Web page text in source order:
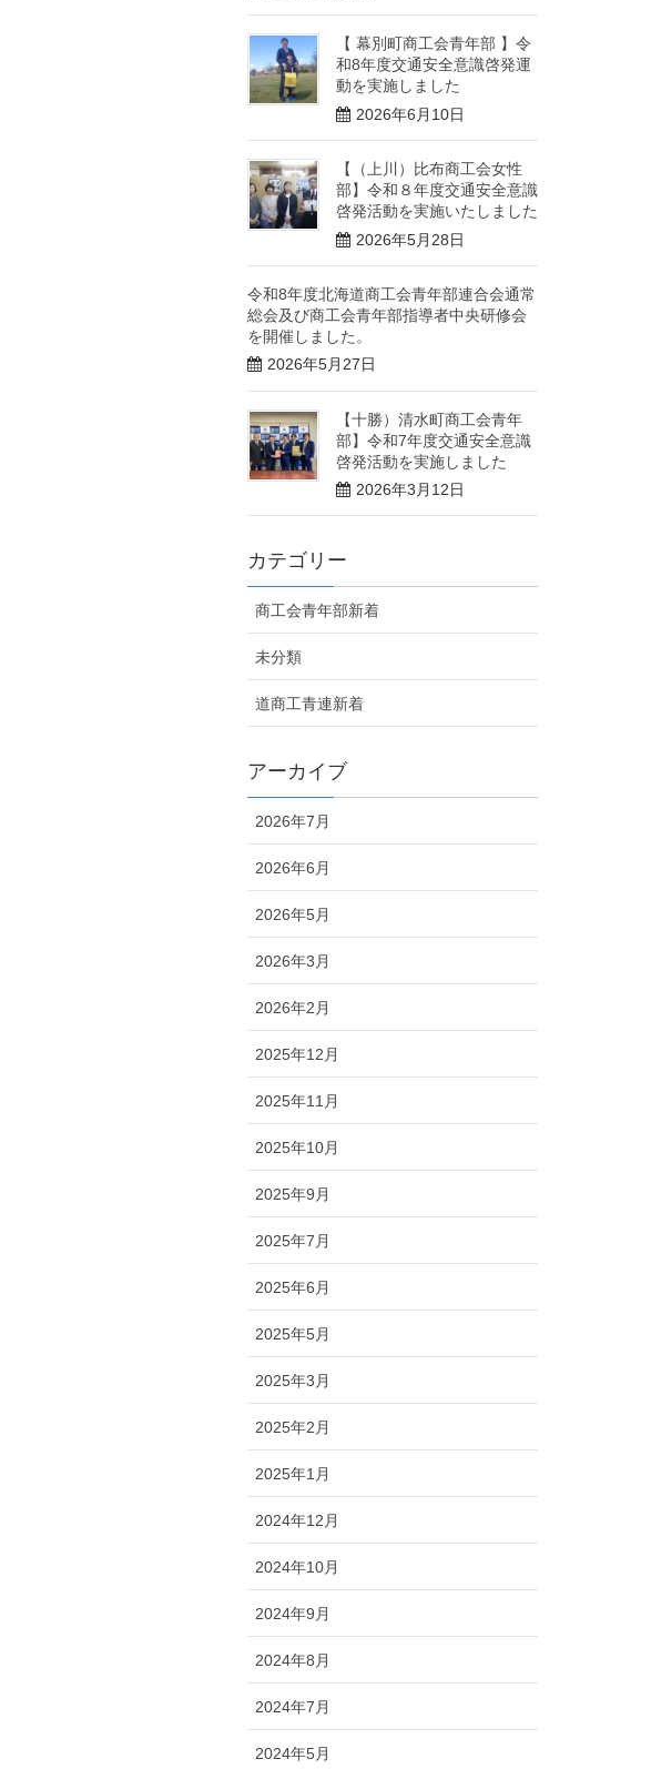
【 幕別町商工会青年部 】令
和8年度交通安全意識啓発運
動を実施しました
2026年6月10日
【（上川）比布商工会女性
部】令和８年度交通安全意識
啓発活動を実施いたしました
2026年5月28日
令和8年度北海道商工会青年部連合会通常
総会及び商工会青年部指導者中央研修会
を開催しました。
2026年5月27日
【十勝）清水町商工会青年
部】令和7年度交通安全意識
啓発活動を実施しました
2026年3月12日
カテゴリー
商工会青年部新着
未分類
道商工青連新着
アーカイブ
2026年7月
2026年6月
2026年5月
2026年3月
2026年2月
2025年12月
2025年11月
2025年10月
2025年9月
2025年7月
2025年6月
2025年5月
2025年3月
2025年2月
2025年1月
2024年12月
2024年10月
2024年9月
2024年8月
2024年7月
2024年5月